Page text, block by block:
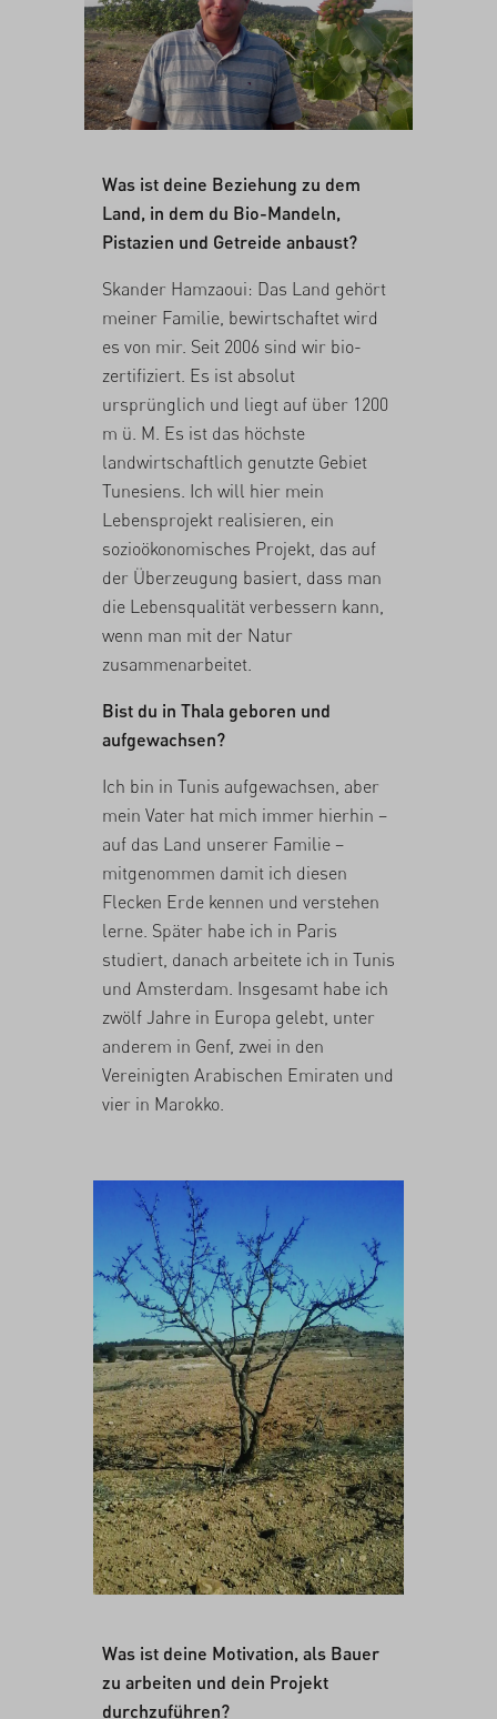
Was ist deine Beziehung zu dem
Land, in dem du Bio-Mandeln,
Pistazien und Getreide anbaust?
Skander Hamzaoui: Das Land gehört
meiner Familie, bewirtschaftet wird
es von mir. Seit 2006 sind wir bio-
zertifiziert. Es ist absolut
ursprünglich und liegt auf über 1200
m ü. M. Es ist das höchste
landwirtschaftlich genutzte Gebiet
Tunesiens. Ich will hier mein
Lebensprojekt realisieren, ein
sozioökonomisches Projekt, das auf
der Überzeugung basiert, dass man
die Lebensqualität verbessern kann,
wenn man mit der Natur
zusammenarbeitet.
Bist du in Thala geboren und
aufgewachsen?
Ich bin in Tunis aufgewachsen, aber
mein Vater hat mich immer hierhin –
auf das Land unserer Familie –
mitgenommen damit ich diesen
Flecken Erde kennen und verstehen
lerne. Später habe ich in Paris
studiert, danach arbeitete ich in Tunis
und Amsterdam. Insgesamt habe ich
zwölf Jahre in Europa gelebt, unter
anderem in Genf, zwei in den
Vereinigten Arabischen Emiraten und
vier in Marokko.
Was ist deine Motivation, als Bauer
zu arbeiten und dein Projekt
durchzuführen?